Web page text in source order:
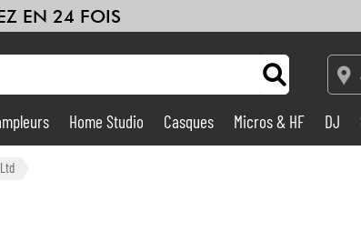
EN 24 FOIS
Home Studio Casques Micros & HF DJ
Ltd